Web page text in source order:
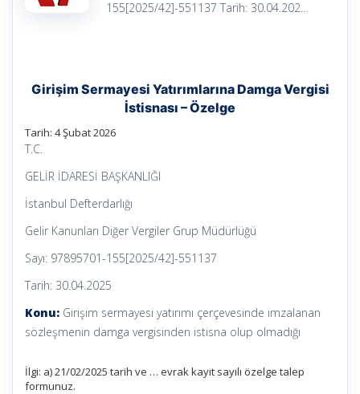
155[2025/42]-551137 Tarih: 30.04.202…
Girişim Sermayesi Yatırımlarına Damga Vergisi
İstisnası – Özelge
Tarih: 4 Şubat 2026
T.C.
GELİR İDARESİ BAŞKANLIĞI
İstanbul Defterdarlığı
Gelir Kanunları Diğer Vergiler Grup Müdürlüğü
Sayı: 97895701-155[2025/42]-551137
Tarih: 30.04.2025
Konu: Girişim sermayesi yatırımı çerçevesinde imzalanan
sözleşmenin damga vergisinden istisna olup olmadığı
İlgi: a) 21/02/2025 tarih ve … evrak kayıt sayılı özelge talep
formunuz.